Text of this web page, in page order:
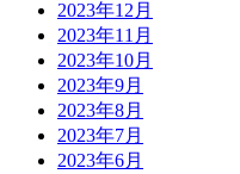
2023年12月
2023年11月
2023年10月
2023年9月
2023年8月
2023年7月
2023年6月